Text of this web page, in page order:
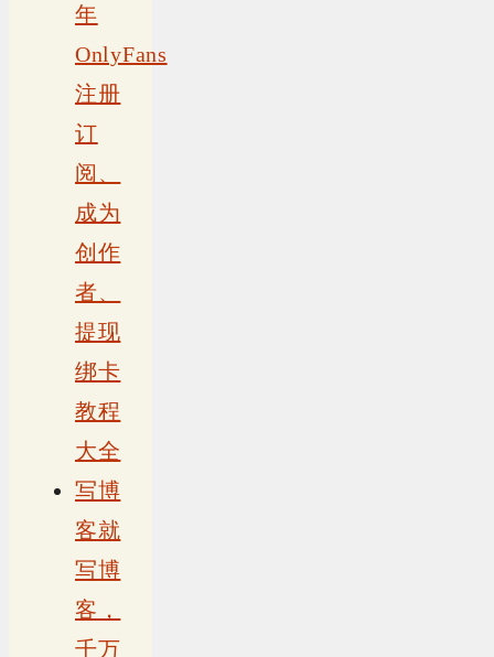
年
OnlyFans
注册
订
阅、
成为
创作
者、
提现
绑卡
教程
大全
写博
客就
写博
客，
千万